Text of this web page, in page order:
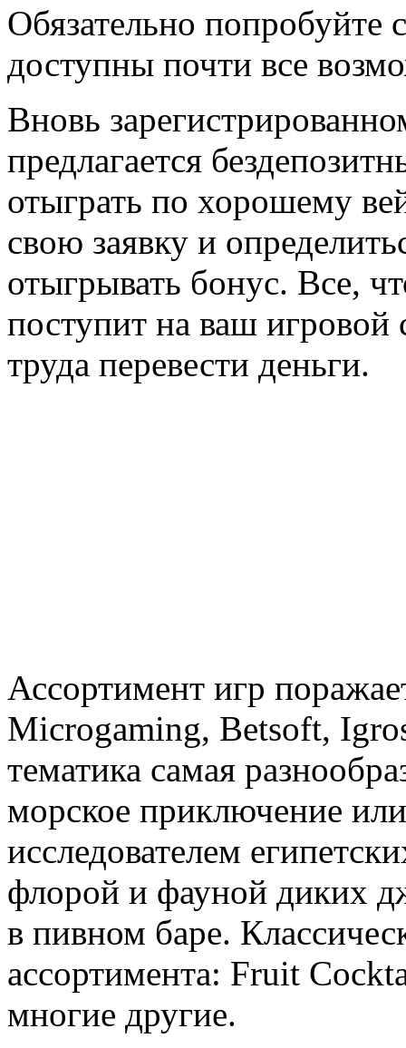
Обязательно попробуйте
доступны почти все
Вновь
предлагается
отыграть по хорошему
свою заявку и
отыгрывать бонус. Все,
поступит на ваш игровой
труда перевести деньги.
Ассортимент игр
Microgaming, Betsoft,
тематика самая
морское приключение
исследователем
флорой и фауной диких
в пивном баре.
ассортимента: Fruit
многие другие.